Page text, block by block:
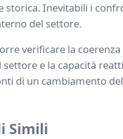
storica. Inevitabili i
del settore.
verificare la
e la capacità
di un cambiamento
Simili